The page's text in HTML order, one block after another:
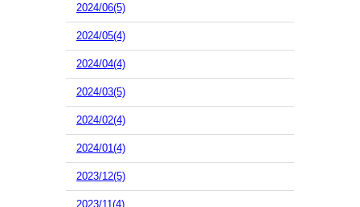
2024/06(5)
2024/05(4)
2024/04(4)
2024/03(5)
2024/02(4)
2024/01(4)
2023/12(5)
2023/11(4)